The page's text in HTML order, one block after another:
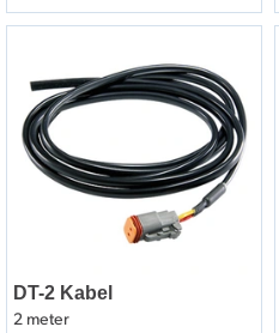
DT-2 Kabel
2 meter